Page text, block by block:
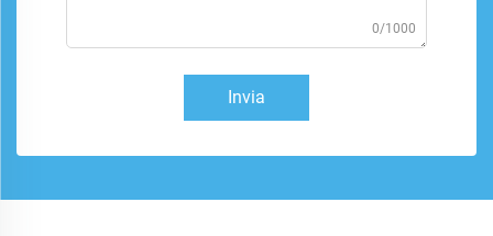
0/1000
Invia